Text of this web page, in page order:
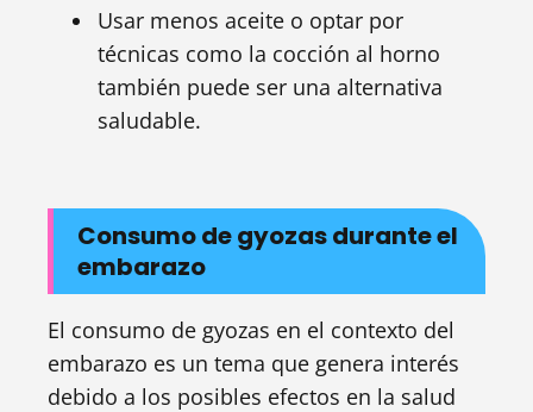
Usar menos aceite o optar por
técnicas como la cocción al horno
también puede ser una alternativa
saludable.
Consumo de gyozas durante el
embarazo
El consumo de gyozas en el contexto del
embarazo es un tema que genera interés
debido a los posibles efectos en la salud